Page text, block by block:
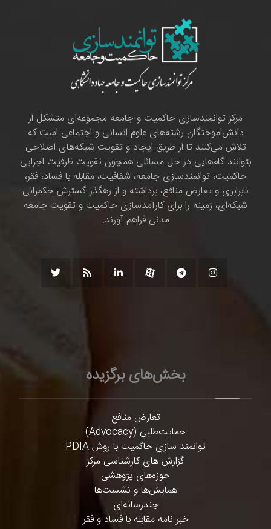
مرکز توانمندسازی حاکمیت و جامعه مجموعه‌ای متشکل از
دانش‌اموختگان رشته‌های علوم انسانی و اجتماعی است که
تلاش می‌کنند تا از طریق ایجاد و تقویت شبکه‌های اصلاحی
بتوانند گام‌هایی در حل مسائلی همچون تقویت ظرفیت اجرایی
حاکمیت، توانمندسازی جامعه، شفافیت، مقابله با فساد، فقر،
نابرابری و تعارض منافع، برداشته و از رهگذر گسترش حکمرانی
شبکه‌ای، زمینه را برای کارآمدسازی حاکمیت و تقویت جامعه
مدنی فراهم آورند.
بخش‌های برگزیده
تعارض منافع
حمایت‌طلبی (Advocacy)
توانمند سازی حاکمیت با روش PDIA
گزارش های کارشناسی مرکز
حوزه‌های پژوهشی
همایش‌ها و نشست‌ها
چندرسانه‌ای
خبر نامه مقابله با فساد و فقر